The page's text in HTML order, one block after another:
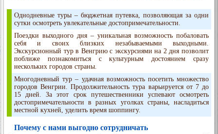
Однодневные туры – бюджетная путевка, позволяющая за одни
сутки осмотреть увлекательные достопримечательности.
Поездки выходного дня – уникальная возможность побаловать
себя и своих близких незабываемыми выходными.
Экскурсионный тур в Венгрию с экскурсиями на 2 дня позволит
поближе познакомиться с культурным достоянием сразу
нескольких городов страны.
Многодневный тур – удачная возможность посетить множество
городов Венгрии. Продолжительность тура варьируется от 7 до
15 дней. За этот срок путешественники успевают осмотреть
достопримечательности в разных уголках страны, насладиться
местной кухней, уделить время шоппингу.
Почему с нами выгодно сотрудничать